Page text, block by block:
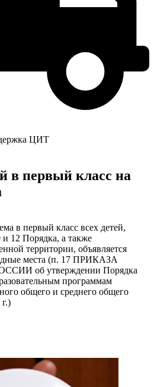
ЦИТ
в первый класс на
в первый класс всех детей,
12 Порядка, а также
территории, объявляется
места (п. 17 ПРИКАЗА
об утверждении Порядка
программам
общего и среднего общего